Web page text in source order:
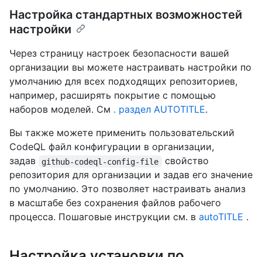
Настройка стандартных возможностей
настройки
Через страницу настроек безопасности вашей
организации вы можете настраивать настройки по
умолчанию для всех подходящих репозиториев,
например, расширять покрытие с помощью
наборов моделей. См . раздел AUTOTITLE.
Вы также можете применить пользовательский
CodeQL файл конфигурации в организации,
задав
github-codeql-config-file
свойство
репозитория для организации и задав его значение
по умолчанию. Это позволяет настраивать анализ
в масштабе без сохранения файлов рабочего
процесса. Пошаговые инструкции см. в autoTITLE .